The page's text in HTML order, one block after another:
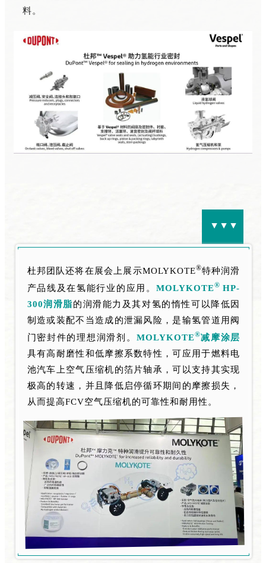
料。
▲▲▲
杜邦团队还将在展会上展示MOLYKOTE®特种润滑
产品线及在氢能行业的应用。 MOLYKOTE®HP-
300润滑脂的润滑能力及其对氢的惰性可以降低因
制造或装配不当造成的泄漏风险，是输氢管道用阀
门密封件的理想润滑剂。 MOLYKOTE®减摩涂层
具有高耐磨性和低摩擦系数特性，可应用于燃料电
池汽车上空气压缩机的箔片轴承，可以支持其实现
极高的转速，并且降低启停循环期间的摩擦损失，
从而提高FCV空气压缩机的可靠性和耐用性。